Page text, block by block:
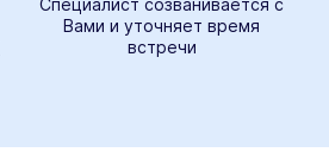
Специалист созванивается с
Вами и уточняет время
встречи